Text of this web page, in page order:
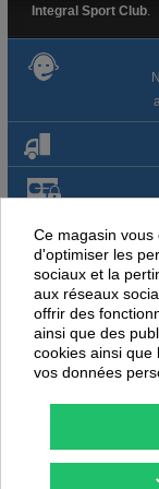
Integral Sport Club.
NOUS
PEUVENT
Ce magasin
d'optimiser les
sociaux et la
aux réseaux
offrir des
ainsi que des
cookies ainsi que
vos données